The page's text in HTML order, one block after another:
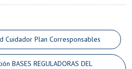
Cuidador Plan Corresponsables
BASES REGULADORAS DEL